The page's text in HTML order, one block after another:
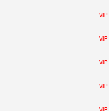
VIP
VIP
VIP
VIP